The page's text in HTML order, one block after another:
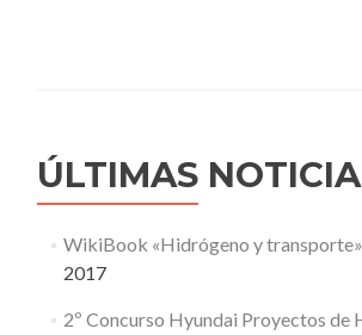
ÚLTIMAS
WikiBook «Hidrógeno y transporte»
2017
2º Concurso Hyundai Proyectos de